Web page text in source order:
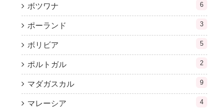
ボツワナ 6
ポーランド 3
ボリビア 5
ポルトガル 2
マダガスカル 9
マレーシア 4